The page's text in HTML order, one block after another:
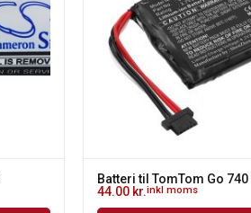
Batteri til TomTom Go 740
44.00 kr.inkl moms